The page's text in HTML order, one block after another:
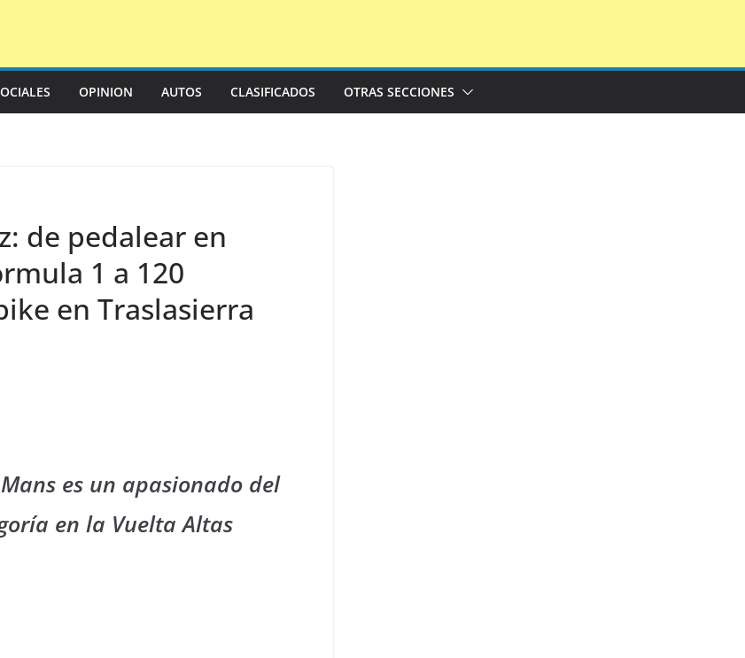
OPINION AUTOS CLASIFICADOS OTRAS SECCIONES
de pedalear en
1 a 120
en Traslasierra
es un apasionado del
en la Vuelta Altas